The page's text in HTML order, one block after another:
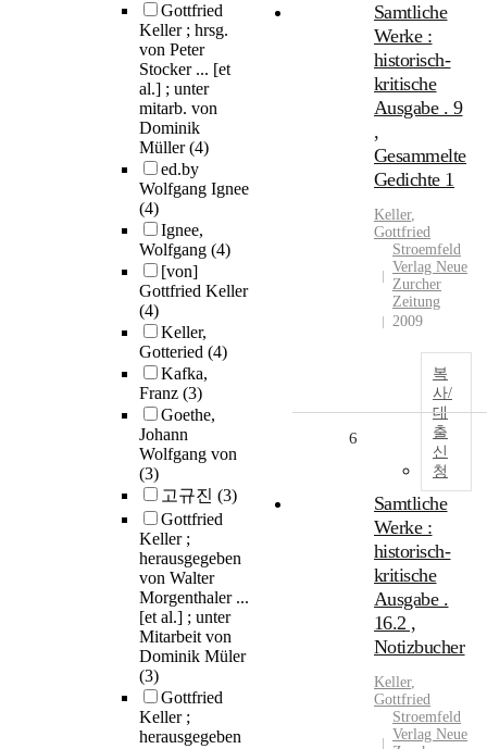
Gottfried
Keller ; hrsg.
von Peter
Stocker ... [et
al.] ; unter
mitarb. von
Dominik
Müller(4)
ed.by
Wolfgang Ignee
(4)
Ignee,
Wolfgang (4)
[von]
Gottfried Keller
(4)
Keller,
Gotteried (4)
Kafka,
Franz (3)
Goethe,
Johann
Wolfgang von
(3)
고규진 (3)
Gottfried
Keller ;
herausgegeben
von Walter
Morgenthaler ...
[et al.] ; unter
Mitarbeit von
Dominik Müler
(3)
Gottfried
Keller ;
herausgegeben
Samtliche
Werke :
historisch-
kritische
Ausgabe . 9
,
Gesammelte
Gedichte 1
Keller,
Gottfried
Stroemfeld
Verlag Neue
Zurcher
Zeitung
2009
복
사/
대
출
신
청
6
Samtliche
Werke :
historisch-
kritische
Ausgabe .
16.2 ,
Notizbucher
Keller,
Gottfried
Stroemfeld
Verlag Neue